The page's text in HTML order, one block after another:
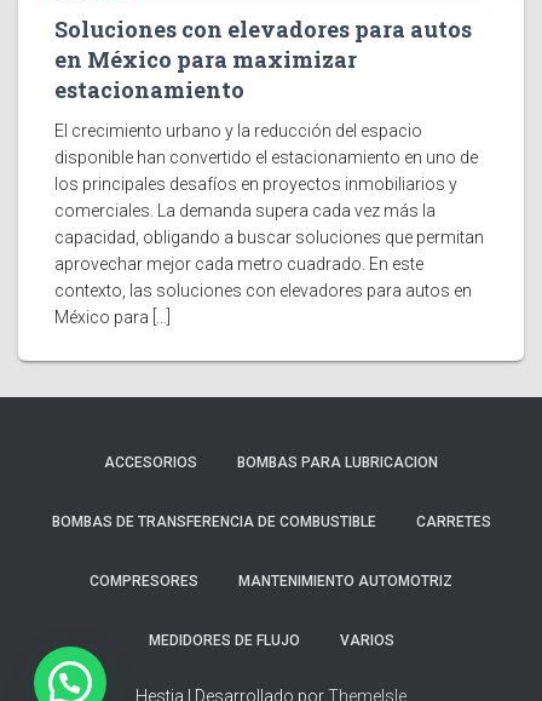
Soluciones con elevadores para autos
en México para maximizar
estacionamiento
El crecimiento urbano y la reducción del espacio
disponible han convertido el estacionamiento en uno de
los principales desafíos en proyectos inmobiliarios y
comerciales. La demanda supera cada vez más la
capacidad, obligando a buscar soluciones que permitan
aprovechar mejor cada metro cuadrado. En este
contexto, las soluciones con elevadores para autos en
México para […]
ACCESORIOS BOMBAS PARA LUBRICACION
BOMBAS DE TRANSFERENCIA DE COMBUSTIBLE CARRETES
COMPRESORES MANTENIMIENTO AUTOMOTRIZ
MEDIDORES DE FLUJO VARIOS
Hestia | Desarrollado porThemeIsle